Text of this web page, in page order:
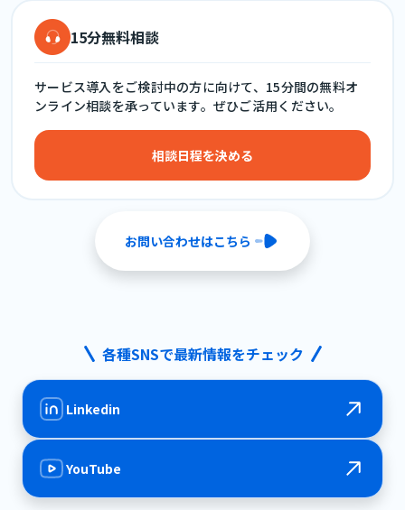
15分無料相談
サービス導入をご検討中の方に向けて、15分間の無料オ
ンライン相談を承っています。ぜひご活用ください。
相談日程を決める
お問い合わせはこちら
各種SNSで最新情報をチェック
Linkedin
YouTube